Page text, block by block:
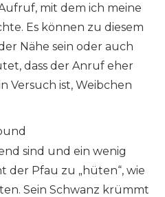
mit dem ich meine
Es können zu diesem
Nähe sein oder auch
dass der Anruf eher
Versuch ist, Weibchen
sind und ein wenig
der Pfau zu „hüten“, wie
Sein Schwanz krümmt